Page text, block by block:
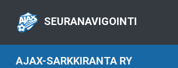
SEURANAVIGOINTI
AJAX-SARKKIRANTA RY